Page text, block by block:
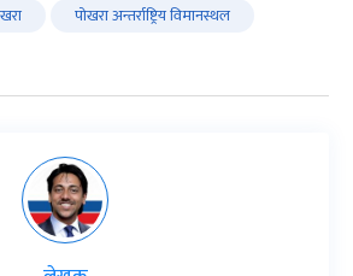
पोखरा अन्तर्राष्ट्रिय विमानस्थल